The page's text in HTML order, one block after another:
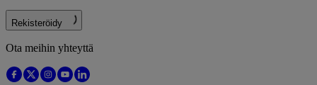
Rekisteröidy
Ota meihin yhteyttä